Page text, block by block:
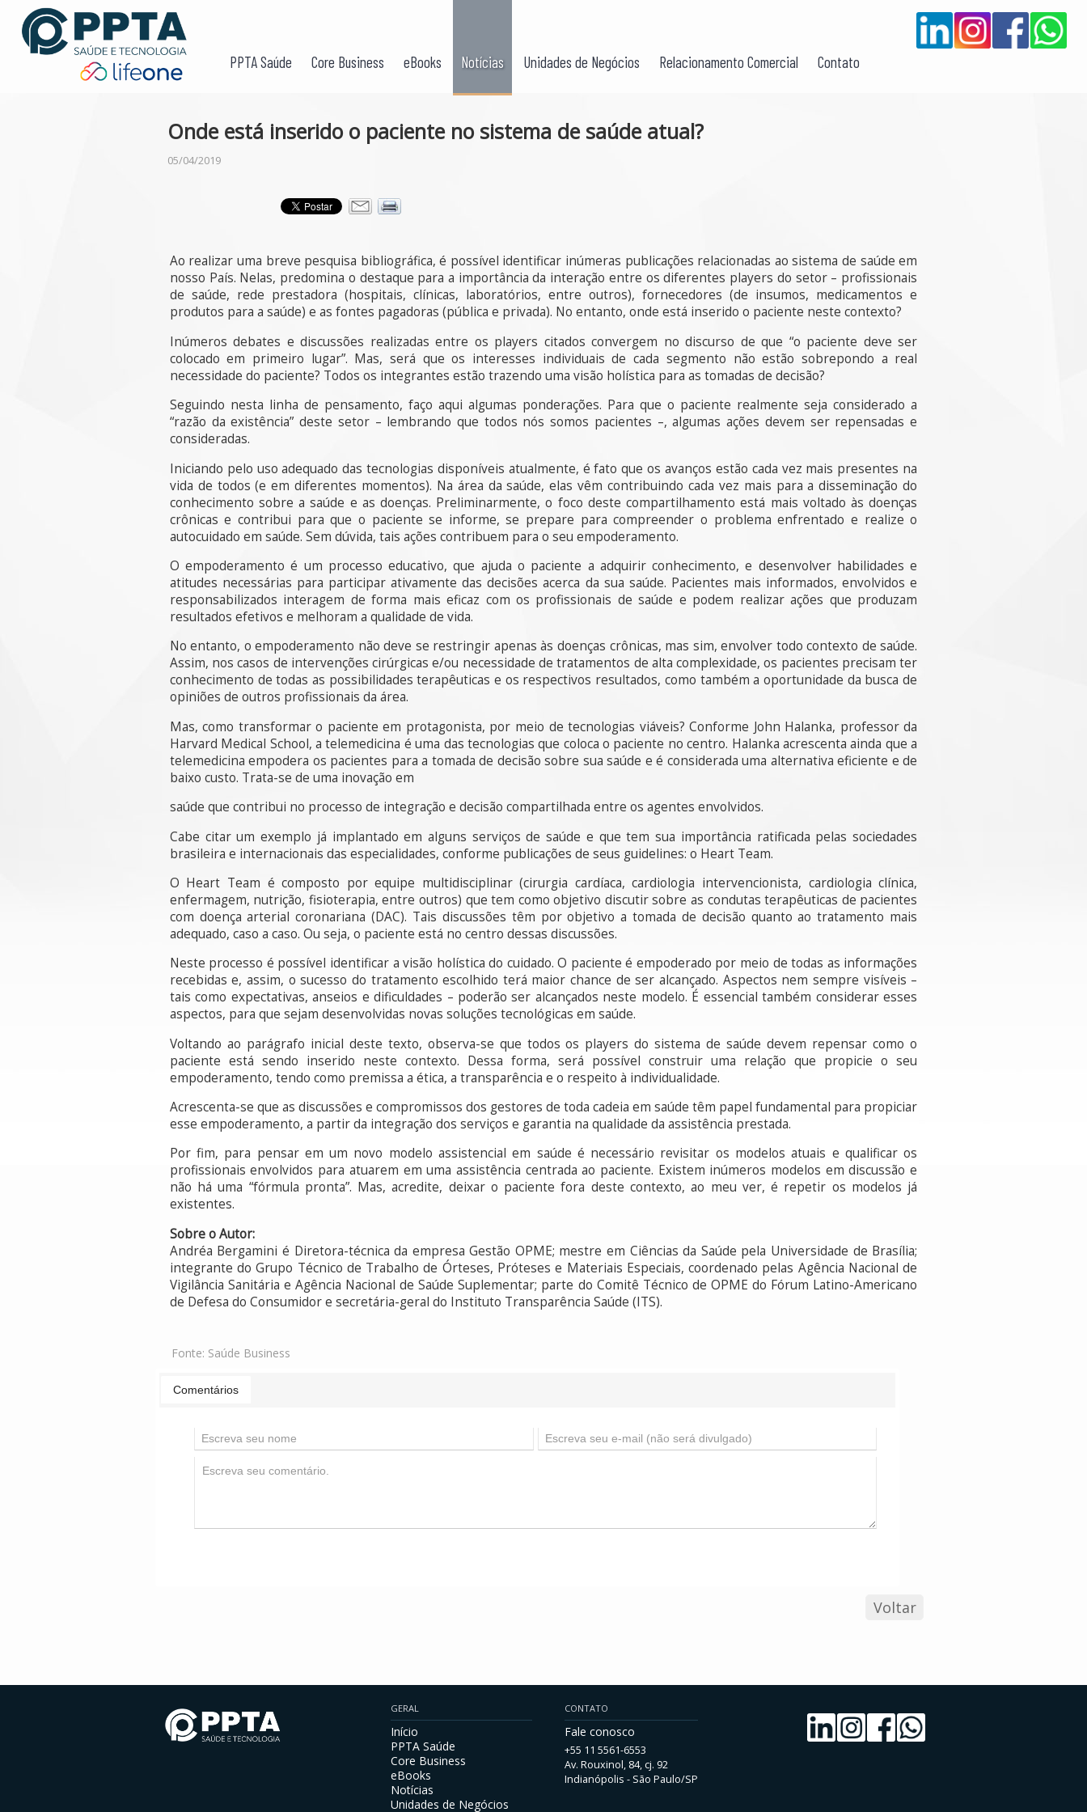
PPTA Saúde Core Business eBooks Notícias Unidades de Negócios Relacionamento Comercial Contato
Onde está inserido o paciente no sistema de saúde atual?
05/04/2019
Ao realizar uma breve pesquisa bibliográfica, é possível identificar inúmeras publicações relacionadas ao sistema de saúde em
nosso País. Nelas, predomina o destaque para a importância da interação entre os diferentes players do setor – profissionais
de saúde, rede prestadora (hospitais, clínicas, laboratórios, entre outros), fornecedores (de insumos, medicamentos e
produtos para a saúde) e as fontes pagadoras (pública e privada). No entanto, onde está inserido o paciente neste contexto?
Inúmeros debates e discussões realizadas entre os players citados convergem no discurso de que “o paciente deve ser
colocado em primeiro lugar”. Mas, será que os interesses individuais de cada segmento não estão sobrepondo a real
necessidade do paciente? Todos os integrantes estão trazendo uma visão holística para as tomadas de decisão?
Seguindo nesta linha de pensamento, faço aqui algumas ponderações. Para que o paciente realmente seja considerado a
“razão da existência” deste setor – lembrando que todos nós somos pacientes –, algumas ações devem ser repensadas e
consideradas.
Iniciando pelo uso adequado das tecnologias disponíveis atualmente, é fato que os avanços estão cada vez mais presentes na
vida de todos (e em diferentes momentos). Na área da saúde, elas vêm contribuindo cada vez mais para a disseminação do
conhecimento sobre a saúde e as doenças. Preliminarmente, o foco deste compartilhamento está mais voltado às doenças
crônicas e contribui para que o paciente se informe, se prepare para compreender o problema enfrentado e realize o
autocuidado em saúde. Sem dúvida, tais ações contribuem para o seu empoderamento.
O empoderamento é um processo educativo, que ajuda o paciente a adquirir conhecimento, e desenvolver habilidades e
atitudes necessárias para participar ativamente das decisões acerca da sua saúde. Pacientes mais informados, envolvidos e
responsabilizados interagem de forma mais eficaz com os profissionais de saúde e podem realizar ações que produzam
resultados efetivos e melhoram a qualidade de vida.
No entanto, o empoderamento não deve se restringir apenas às doenças crônicas, mas sim, envolver todo contexto de saúde.
Assim, nos casos de intervenções cirúrgicas e/ou necessidade de tratamentos de alta complexidade, os pacientes precisam ter
conhecimento de todas as possibilidades terapêuticas e os respectivos resultados, como também a oportunidade da busca de
opiniões de outros profissionais da área.
Mas, como transformar o paciente em protagonista, por meio de tecnologias viáveis? Conforme John Halanka, professor da
Harvard Medical School, a telemedicina é uma das tecnologias que coloca o paciente no centro. Halanka acrescenta ainda que a
telemedicina empodera os pacientes para a tomada de decisão sobre sua saúde e é considerada uma alternativa eficiente e de
baixo custo. Trata-se de uma inovação em
saúde que contribui no processo de integração e decisão compartilhada entre os agentes envolvidos.
Cabe citar um exemplo já implantado em alguns serviços de saúde e que tem sua importância ratificada pelas sociedades
brasileira e internacionais das especialidades, conforme publicações de seus guidelines: o Heart Team.
O Heart Team é composto por equipe multidisciplinar (cirurgia cardíaca, cardiologia intervencionista, cardiologia clínica,
enfermagem, nutrição, fisioterapia, entre outros) que tem como objetivo discutir sobre as condutas terapêuticas de pacientes
com doença arterial coronariana (DAC). Tais discussões têm por objetivo a tomada de decisão quanto ao tratamento mais
adequado, caso a caso. Ou seja, o paciente está no centro dessas discussões.
Neste processo é possível identificar a visão holística do cuidado. O paciente é empoderado por meio de todas as informações
recebidas e, assim, o sucesso do tratamento escolhido terá maior chance de ser alcançado. Aspectos nem sempre visíveis –
tais como expectativas, anseios e dificuldades – poderão ser alcançados neste modelo. É essencial também considerar esses
aspectos, para que sejam desenvolvidas novas soluções tecnológicas em saúde.
Voltando ao parágrafo inicial deste texto, observa-se que todos os players do sistema de saúde devem repensar como o
paciente está sendo inserido neste contexto. Dessa forma, será possível construir uma relação que propicie o seu
empoderamento, tendo como premissa a ética, a transparência e o respeito à individualidade.
Acrescenta-se que as discussões e compromissos dos gestores de toda cadeia em saúde têm papel fundamental para propiciar
esse empoderamento, a partir da integração dos serviços e garantia na qualidade da assistência prestada.
Por fim, para pensar em um novo modelo assistencial em saúde é necessário revisitar os modelos atuais e qualificar os
profissionais envolvidos para atuarem em uma assistência centrada ao paciente. Existem inúmeros modelos em discussão e
não há uma “fórmula pronta”. Mas, acredite, deixar o paciente fora deste contexto, ao meu ver, é repetir os modelos já
existentes.
Sobre o Autor:
Andréa Bergamini é Diretora-técnica da empresa Gestão OPME; mestre em Ciências da Saúde pela Universidade de Brasília;
integrante do Grupo Técnico de Trabalho de Órteses, Próteses e Materiais Especiais, coordenado pelas Agência Nacional de
Vigilância Sanitária e Agência Nacional de Saúde Suplementar; parte do Comitê Técnico de OPME do Fórum Latino-Americano
de Defesa do Consumidor e secretária-geral do Instituto Transparência Saúde (ITS).
Fonte: Saúde Business
Comentários
Voltar
GERAL
Início
PPTA Saúde
Core Business
eBooks
Notícias
Unidades de Negócios
CONTATO
Fale conosco
+55 11 5561-6553
Av. Rouxinol, 84, cj. 92
Indianópolis - São Paulo/SP